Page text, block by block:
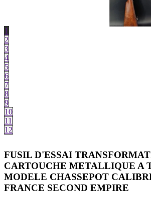
1
2
3
4
5
6
7
8
9
10
11
12
FUSIL D'ESSAI
CARTOUCHE METALLIQUE A
MODELE CHASSEPOT
FRANCE SECOND EMPIRE